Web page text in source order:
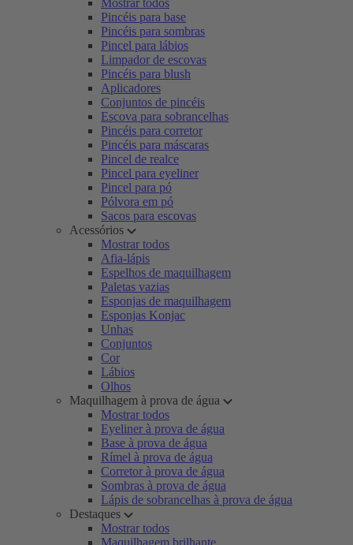
Mostrar todos
Pincéis para base
Pincéis para sombras
Pincel para lábios
Limpador de escovas
Pincéis para blush
Aplicadores
Conjuntos de pincéis
Escova para sobrancelhas
Pincéis para corretor
Pincéis para máscaras
Pincel de realce
Pincel para eyeliner
Pincel para pó
Pólvora em pó
Sacos para escovas
Acessórios
Mostrar todos
Afia-lápis
Espelhos de maquilhagem
Paletas vazias
Esponjas de maquilhagem
Esponjas Konjac
Unhas
Conjuntos
Cor
Lábios
Olhos
Maquilhagem à prova de água
Mostrar todos
Eyeliner à prova de água
Base à prova de água
Rímel à prova de água
Corretor à prova de água
Sombras à prova de água
Lápis de sobrancelhas à prova de água
Destaques
Mostrar todos
Maquilhagem brilhante